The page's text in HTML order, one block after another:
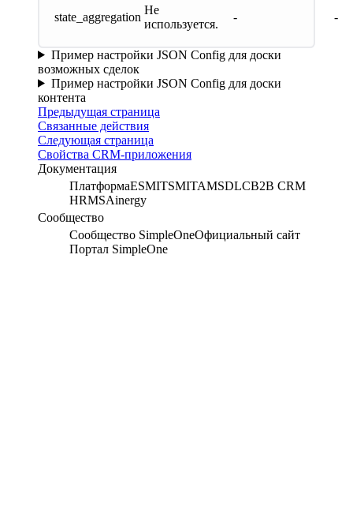
state_aggregation
Не
используется.
- -
Пример настройки JSON Config для доски
возможных сделок
Пример настройки JSON Config для доски
контента
Предыдущая страница
Связанные действия
Следующая страница
Свойства CRM-приложения
Документация
ПлатформаESMITSMITAMSDLCB2B CRM
HRMSAinergy
Сообщество
Сообщество SimpleOneОфициальный сайт
Портал SimpleOne